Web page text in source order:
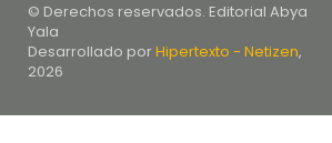
© Derechos reservados. Editorial Abya
Yala
Desarrollado porHipertexto - Netizen,
2026